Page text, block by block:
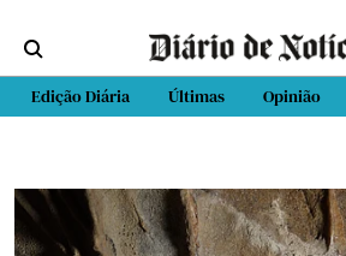
Edição Diária Últimas Opinião